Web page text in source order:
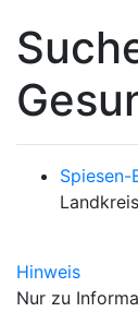
Spiesen-
Hinweis
Nur zu